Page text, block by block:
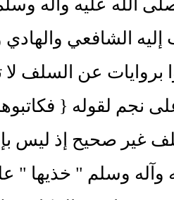
الشافعي والهادي
بروايات عن السلف
نجم لقوله {
غير صحيح إذ ليس
وآله وسلم " خذيها "